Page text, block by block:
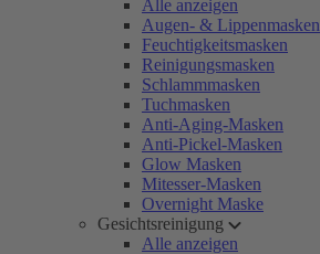
Alle anzeigen
Augen- & Lippenmasken
Feuchtigkeitsmasken
Reinigungsmasken
Schlammmasken
Tuchmasken
Anti-Aging-Masken
Anti-Pickel-Masken
Glow Masken
Mitesser-Masken
Overnight Maske
Gesichtsreinigung
Alle anzeigen